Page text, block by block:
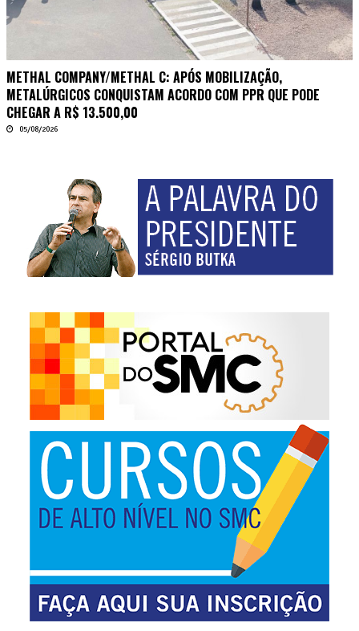
METHAL COMPANY/METHAL C: APÓS MOBILIZAÇÃO,
METALÚRGICOS CONQUISTAM ACORDO COM PPR QUE PODE
CHEGAR A R$ 13.500,00
05/08/2026